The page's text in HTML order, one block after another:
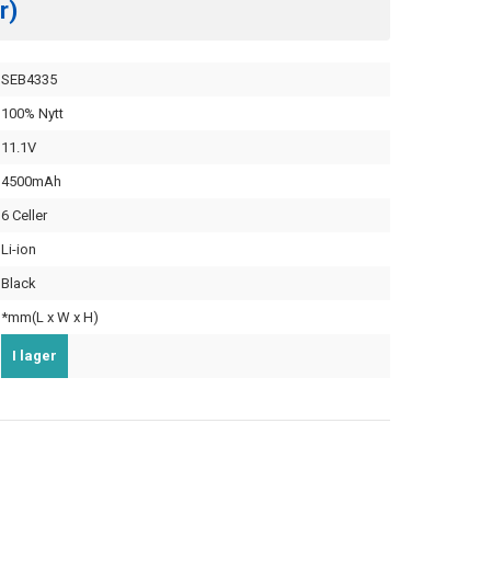
SEB4335
100% Nytt
11.1V
4500mAh
6 Celler
Li-ion
Black
*mm(L x W x H)
I lager